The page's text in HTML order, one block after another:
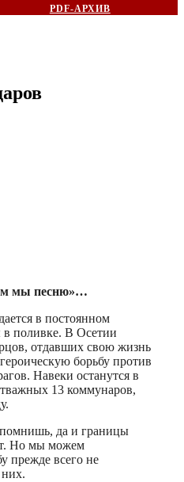
PDF-АРХИВ
мы песню»…
в постоянном
поливке. В Осетии
отдавших свою жизнь
борьбу против
Навеки останутся в
13 коммунаров,
да и границы
Но мы можем
прежде всего не